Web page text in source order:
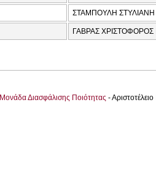
ΣΤΑΜΠΟΥΛΗ ΣΤΥΛΙΑΝΗ
ΓΑΒΡΑΣ ΧΡΙΣΤΟΦΟΡΟΣ
Μονάδα Διασφάλισης Ποιότητας -